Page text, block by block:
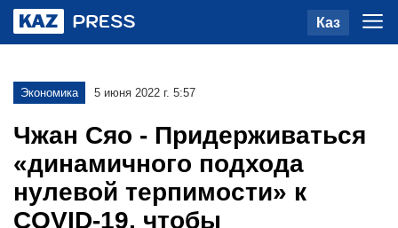
Каз
Экономика 5 июня 2022 г. 5:57
Чжан Сяо - Придерживаться
«динамичного подхода
нулевой терпимости» к
COVID-19, чтобы